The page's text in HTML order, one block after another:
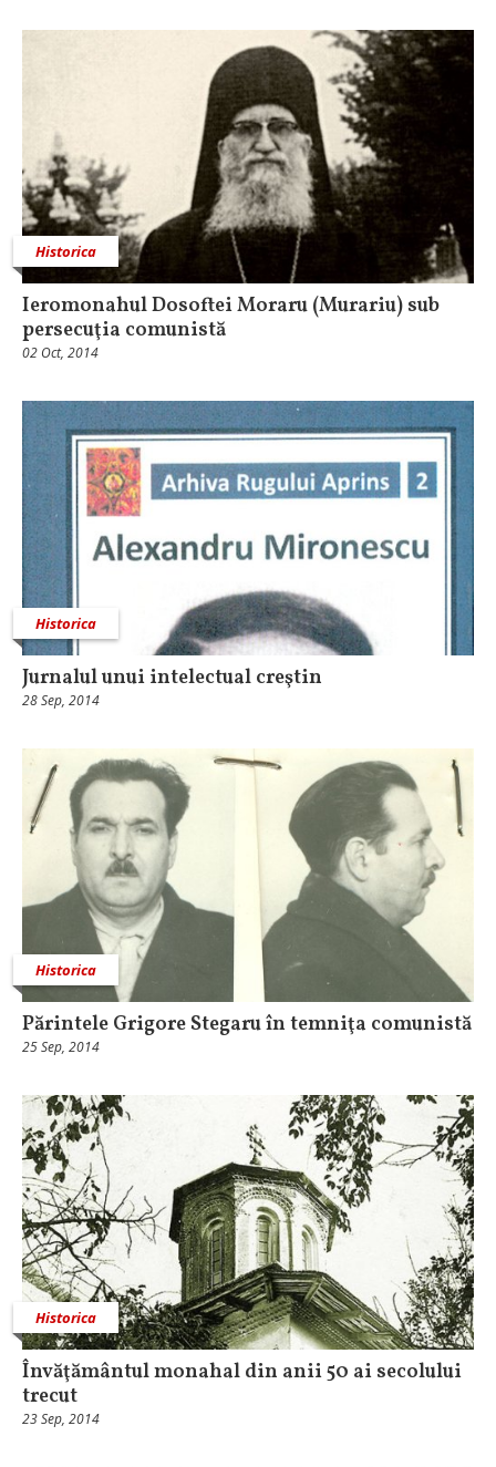
Historica
Ieromonahul Dosoftei Moraru (Murariu) sub
persecuţia comunistă
02 Oct, 2014
Historica
Jurnalul unui intelectual creştin
28 Sep, 2014
Historica
Părintele Grigore Stegaru în temniţa comunistă
25 Sep, 2014
Historica
Învăţământul monahal din anii 50 ai secolului
trecut
23 Sep, 2014